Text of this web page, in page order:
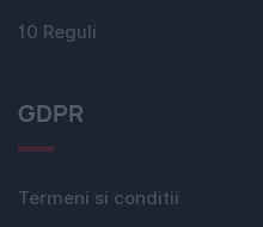
10 Reguli
GDPR
Termeni si conditii